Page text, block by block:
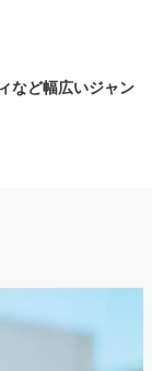
など幅広いジャン